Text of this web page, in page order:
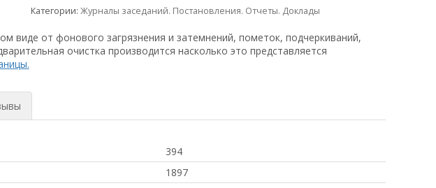
Категории: Журналы заседаний. Постановления. Отчеты. Доклады
виде от фонового загрязнения и затемнений, пометок, подчеркиваний,
очистка производится насколько это представляется
394
1897